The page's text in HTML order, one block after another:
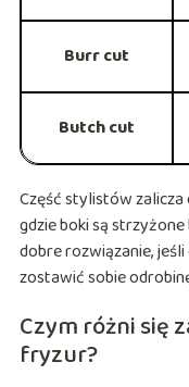
Burr cut
Butch cut
Część stylistów
gdzie boki są
dobre rozwiązanie,
zostawić sobie
Czym różni się
fryzur?